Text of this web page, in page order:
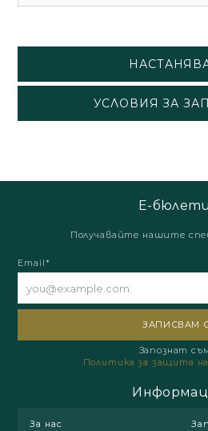
УСЛОВИЯ ЗА
Е-
Получавайте нашите
Email*
Запознат
Политика за защита
За нас